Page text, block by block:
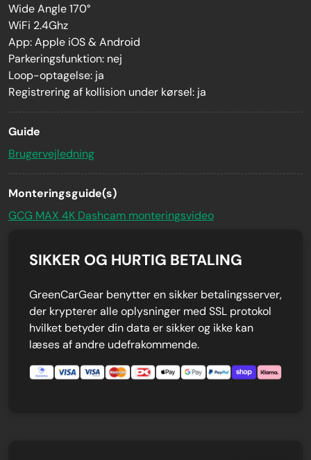
Wide Angle 170°
WiFi 2.4Ghz
App: Apple iOS & Android
Parkeringsfunktion: nej
Loop-optagelse: ja
Registrering af kollision under kørsel: ja
Guide
Brugervejledning
Monteringsguide(s)
GCG MAX 4K Dashcam monteringsvideo
SIKKER OG HURTIG BETALING
GreenCarGear benytter en sikker betalingsserver,
der krypterer alle oplysninger med SSL protokol
hvilket betyder din data er sikker og ikke kan
læses af andre udefrakommende.